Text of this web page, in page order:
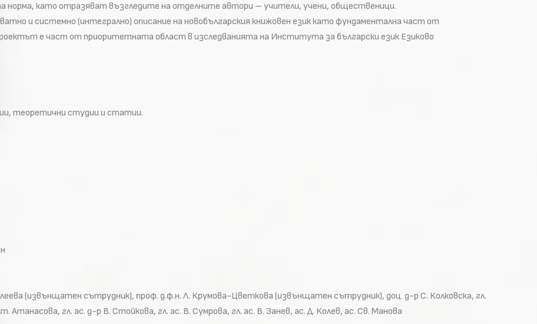
норма, като отразяват възгледите на отделните автори – учители, учени, общественици.
и системно (интегрално) описание на новобългарския книжовен език като фундаментална част от
е част от приоритетната област в изследванията на Института за български език Езиково
теоретични студии и статии.
(извънщатен сътрудник), проф. д.ф.н. Л. Крумова-Цветкова (извънщатен сътрудник), доц. д-р С. Колковска, гл.
Атанасова, гл. ас. д-р В. Стойкова, гл. ас. В. Сумрова, гл. ас. В. Занев, ас. Д. Колев, ас. Св. Манова